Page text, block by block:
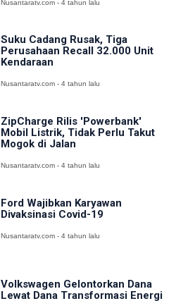
Nusantaratv.com - 4 tahun lalu
Suku Cadang Rusak, Tiga
Perusahaan Recall 32.000 Unit
Kendaraan
Nusantaratv.com - 4 tahun lalu
ZipCharge Rilis 'Powerbank'
Mobil Listrik, Tidak Perlu Takut
Mogok di Jalan
Nusantaratv.com - 4 tahun lalu
Ford Wajibkan Karyawan
Divaksinasi Covid-19
Nusantaratv.com - 4 tahun lalu
Volkswagen Gelontorkan Dana
Lewat Dana Transformasi Energi